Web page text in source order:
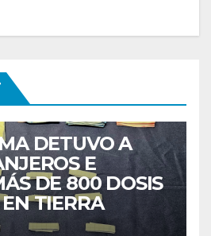
DETUVO A
E
DE 800 DOSIS
TIERRA